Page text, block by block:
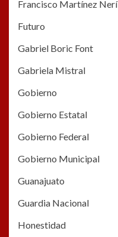
Francisco Martínez Nerí
Futuro
Gabriel Boric Font
Gabriela Mistral
Gobierno
Gobierno Estatal
Gobierno Federal
Gobierno Municipal
Guanajuato
Guardia Nacional
Honestidad